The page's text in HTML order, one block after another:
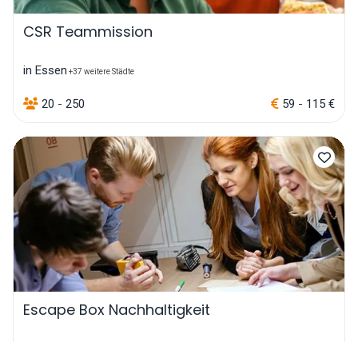
CSR Teammission
in Essen +37 weitere Städte
20 - 250 59 - 115 €
Escape Box Nachhaltigkeit